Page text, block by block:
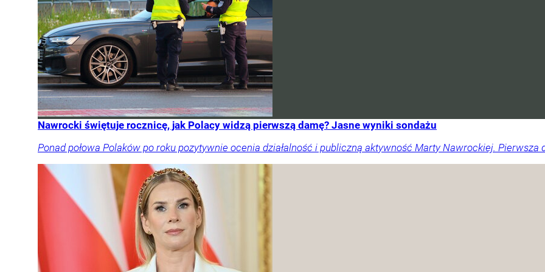
Nawrocki świętuje rocznicę, jak Polacy widzą pierwszą damę? Jasne wyniki sondażu
Ponad połowa Polaków po roku pozytywnie ocenia działalność i publiczną aktywność Marty Nawrockiej. Pierwsza